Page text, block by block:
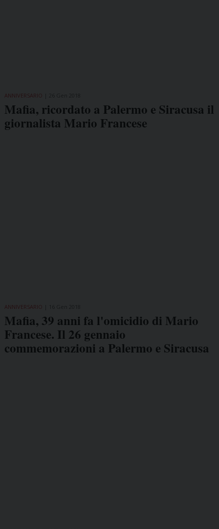
ANNIVERSARIO
Mafia, ricordato a Palermo e Siracusa il
giornalista Mario Francese
ANNIVERSARIO
Mafia, 39 anni fa l'omicidio di Mario
Francese. Il 26 gennaio
commemorazioni a Palermo e Siracusa